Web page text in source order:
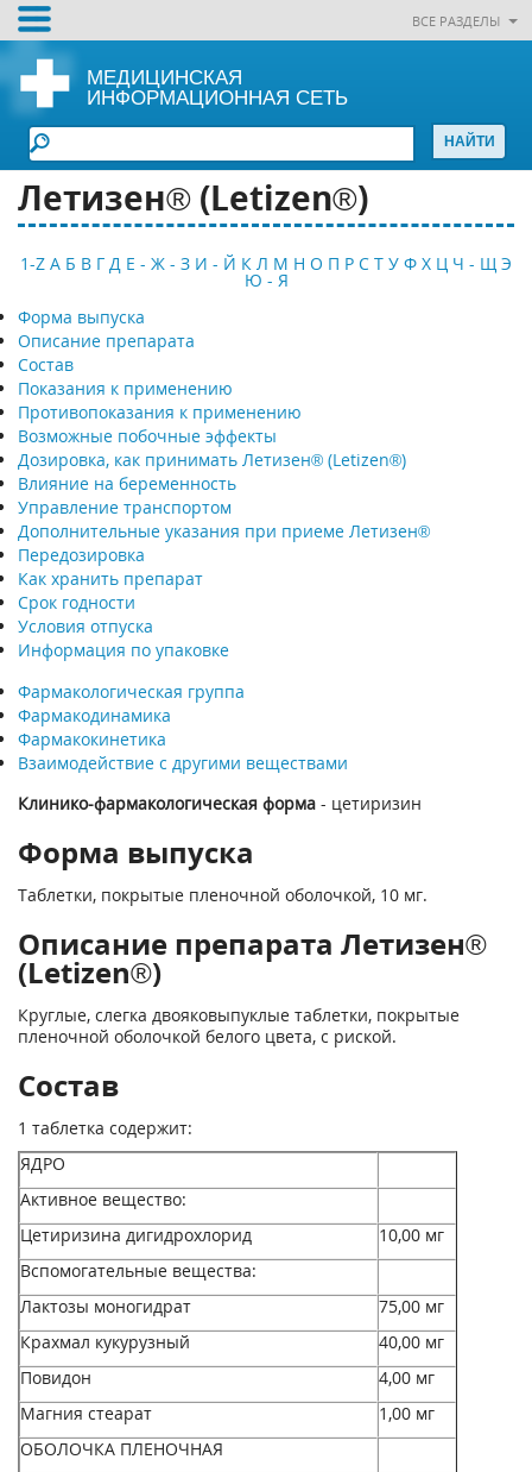
ВСЕ РАЗДЕЛЫ
МЕДИЦИНСКАЯ
ИНФОРМАЦИОННАЯ СЕТЬ
Летизен® (Letizen®)
1-Z А Б В Г Д Е - Ж - З И - Й К Л М Н О П Р С Т У Ф Х Ц Ч - Щ Э
Ю - Я
Форма выпуска
Описание препарата
Состав
Показания к применению
Противопоказания к применению
Возможные побочные эффекты
Дозировка, как принимать Летизен® (Letizen®)
Влияние на беременность
Управление транспортом
Дополнительные указания при приеме Летизен®
Передозировка
Как хранить препарат
Срок годности
Условия отпуска
Информация по упаковке
Фармакологическая группа
Фармакодинамика
Фармакокинетика
Взаимодействие с другими веществами
Клинико-фармакологическая форма - цетиризин
Форма выпуска
Таблетки, покрытые пленочной оболочкой, 10 мг.
Описание препарата Летизен®
(Letizen®)
Круглые, слегка двояковыпуклые таблетки, покрытые
пленочной оболочкой белого цвета, с риской.
Состав
1 таблетка содержит:
ЯДРО
Активное вещество:
Цетиризина дигидрохлорид
10,00 мг
Вспомогательные вещества:
Лактозы моногидрат
75,00 мг
Крахмал кукурузный
40,00 мг
Повидон
4,00 мг
Магния стеарат
1,00 мг
ОБОЛОЧКА ПЛЕНОЧНАЯ